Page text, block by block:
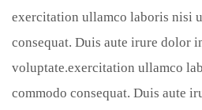
exercitation ullamco laboris nisi
consequat. Duis aute irure dolor
voluptate.exercitation ullamco
commodo consequat. Duis aute